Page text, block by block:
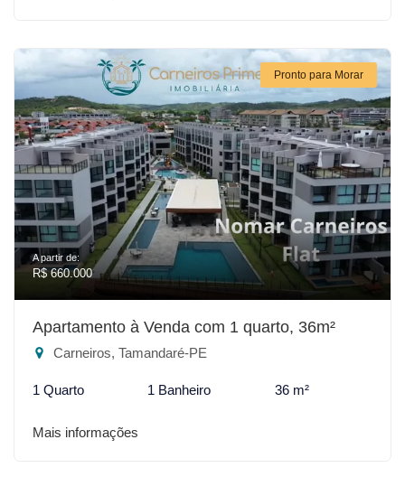
Pronto para Morar
A partir de:
R$ 660.000
Apartamento à Venda com 1 quarto, 36m²
Carneiros, Tamandaré-PE
1 Quarto 1 Banheiro 36 m²
Mais informações